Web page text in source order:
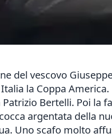
del vescovo
la Coppa
Bertelli. Poi la
argentata della
Uno scafo molto